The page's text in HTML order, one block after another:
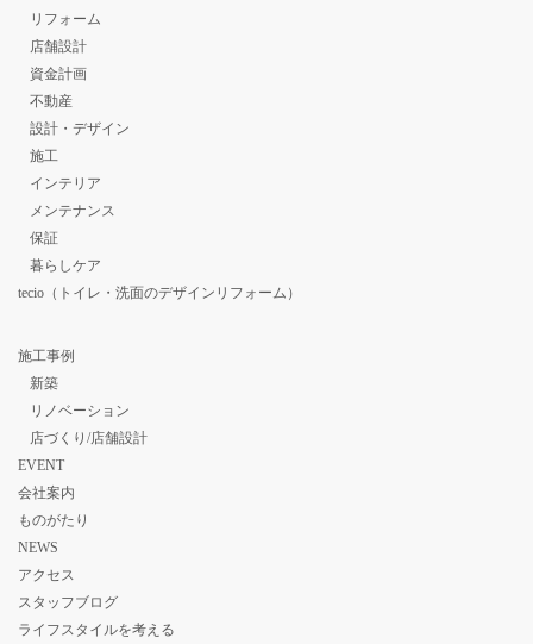
リフォーム
店舗設計
資金計画
不動産
設計・デザイン
施工
インテリア
メンテナンス
保証
暮らしケア
tecio（トイレ・洗面のデザインリフォーム）
施工事例
新築
リノベーション
店づくり/店舗設計
EVENT
会社案内
ものがたり
NEWS
アクセス
スタッフブログ
ライフスタイルを考える